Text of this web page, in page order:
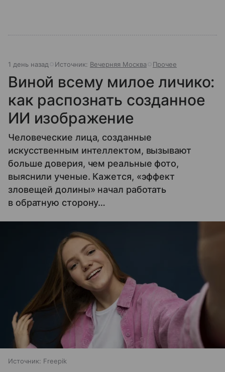
1 день назад Источник: Вечерняя Москва Прочее
Виной всему милое личико:
как распознать созданное
ИИ изображение
Человеческие лица, созданные
искусственным интеллектом, вызывают
больше доверия, чем реальные фото,
выяснили ученые. Кажется, «эффект
зловещей долины» начал работать
в обратную сторону…
Источник: Freepik